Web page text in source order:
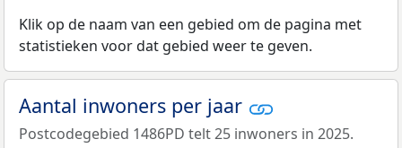
Klik op de naam van een gebied om de pagina met
statistieken voor dat gebied weer te geven.
Aantal inwoners per jaar
Postcodegebied 1486PD telt 25 inwoners in 2025.